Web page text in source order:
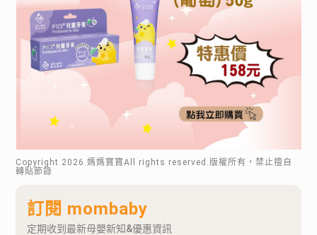
Copyright 2026 .媽媽寶寶All rights reserved.版權所有，禁止擅自
轉貼節錄
訂閱 mombaby
定期收到最新母嬰新知&優惠資訊